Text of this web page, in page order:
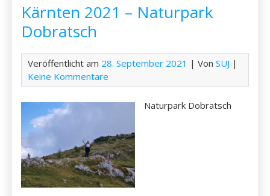
Kärnten 2021 – Naturpark
Dobratsch
Veröffentlicht am 28. September 2021 | VonSUJ |
Keine Kommentare
Naturpark Dobratsch